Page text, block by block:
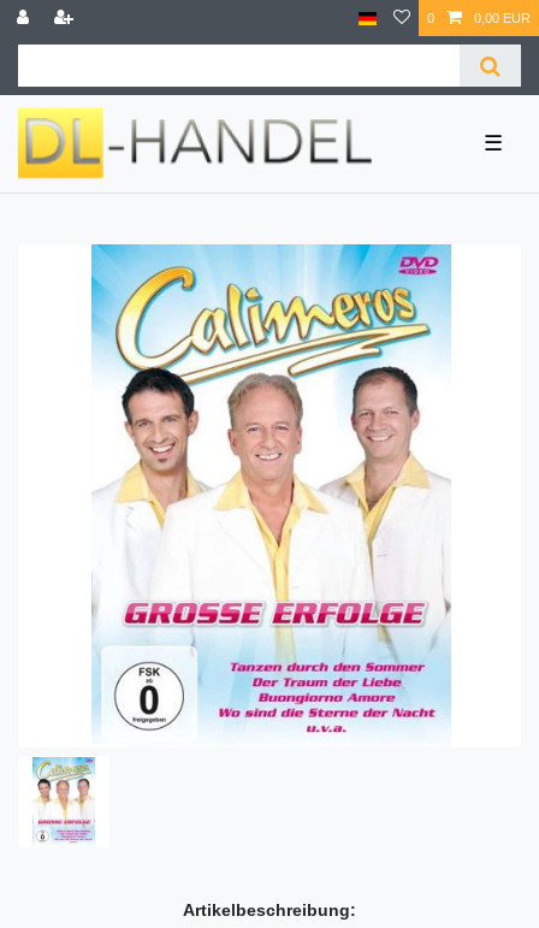
0 0,00 EUR
☰
Artikelbeschreibung: